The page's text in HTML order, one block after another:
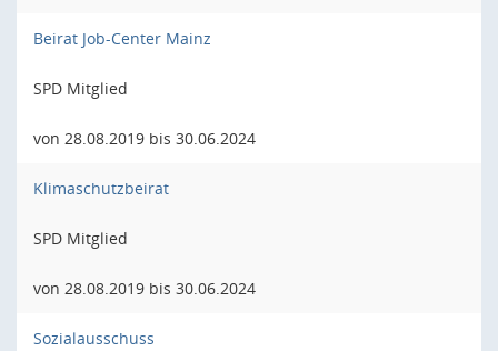
Beirat Job-Center Mainz
SPD Mitglied
von 28.08.2019 bis 30.06.2024
Klimaschutzbeirat
SPD Mitglied
von 28.08.2019 bis 30.06.2024
Sozialausschuss